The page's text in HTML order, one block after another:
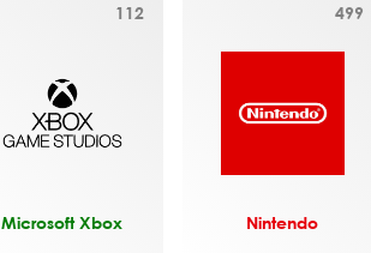
112
Microsoft Xbox
499
Nintendo